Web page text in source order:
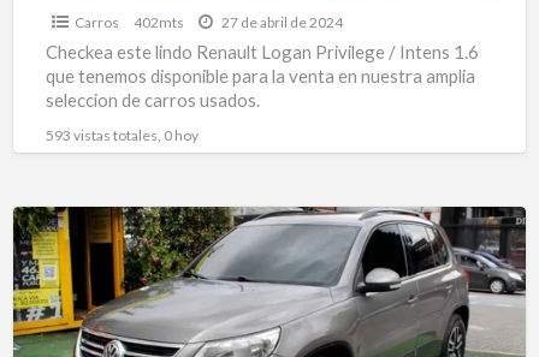
Carros 402mts 27 de abril de 2024
Checkea este lindo Renault Logan Privilege / Intens 1.6
que tenemos disponible para la venta en nuestra amplia
seleccion de carros usados.
593 vistas totales, 0 hoy
Volkswagen
Tiguan
2.0
Tsi